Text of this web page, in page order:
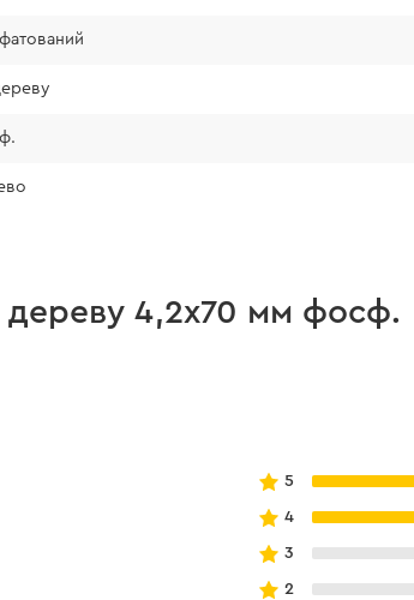
дереву 4,2х70 мм фосф.
5
4
3
2